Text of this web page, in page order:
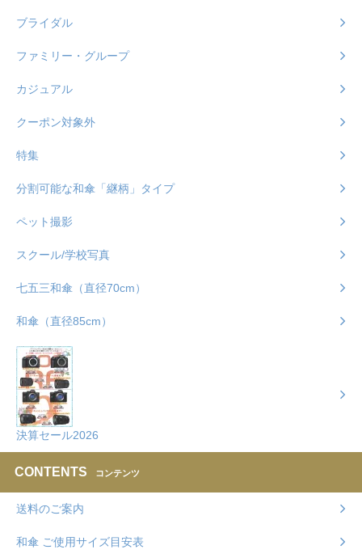
ブライダル
ファミリー・グループ
カジュアル
クーポン対象外
特集
分割可能な和傘「継柄」タイプ
ペット撮影
スクール/学校写真
七五三和傘（直径70cm）
和傘（直径85cm）
決算セール2026
CONTENTS コンテンツ
送料のご案内
和傘 ご使用サイズ目安表